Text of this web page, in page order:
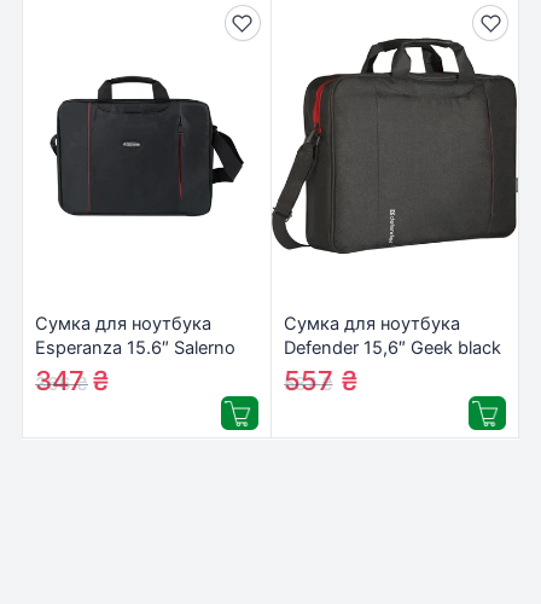
Сумка для ноутбука
Esperanza 15.6″ Salerno
(ET192)
366₴
347₴
Сумка для ноутбука
Defender 15,6″ Geek black
(26084)
587₴
557 ₴